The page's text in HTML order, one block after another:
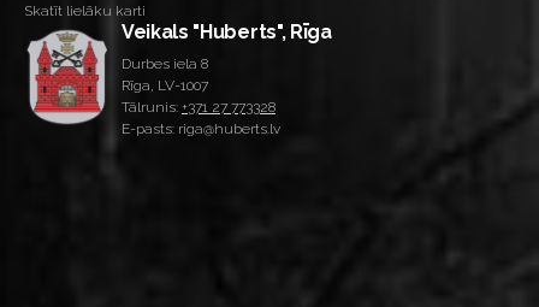
Skatīt lielāku karti
Veikals "Huberts", Rīga
Durbes iela 8
Rīga, LV-1007
Tālrunis: +371 27 773328
E-pasts: riga@huberts.lv